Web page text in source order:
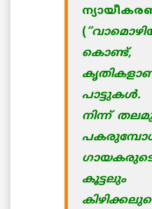
(
കൊണ്ട്,
നിന്ന്
കൂട്ടലും